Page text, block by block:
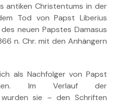
antiken Christentums in der
Tod von Papst Liberius
neuen Papstes Damasus
n. Chr. mit den Anhängern
als Nachfolger von Papst
Im Verlauf der
wurden sie – den Schriften